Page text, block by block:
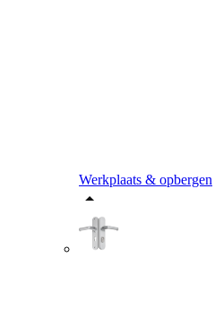
Werkplaats & opbergen